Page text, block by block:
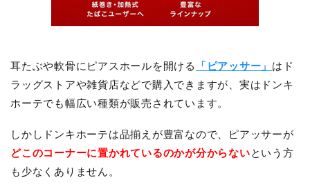
耳たぶや軟骨にピアスホールを開ける 「ピアッサー」 はド
ラッグストアや雑貨店などで購入できますが、実はドンキ
ホーテでも幅広い種類が販売されています。
しかしドンキホーテは品揃えが豊富なので、ピアッサーが
どこのコーナーに置かれているのかが分からないという方
も少なくありません。